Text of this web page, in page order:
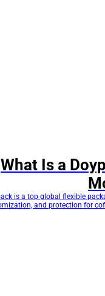
What Is a
is a top global flexible
and protection for
manufacturer with 33+
pouch solutions from